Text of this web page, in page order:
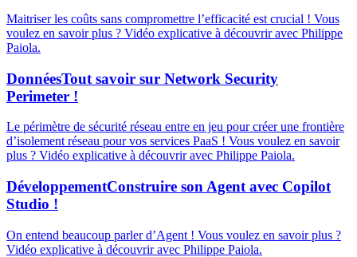
Maitriser les coûts sans compromettre l’efficacité est crucial ! Vous
voulez en savoir plus ? Vidéo explicative à découvrir avec Philippe
Paiola.
DonnéesTout savoir sur Network Security
Perimeter !
Le périmètre de sécurité réseau entre en jeu pour créer une frontière
d’isolement réseau pour vos services PaaS ! Vous voulez en savoir
plus ? Vidéo explicative à découvrir avec Philippe Paiola.
DéveloppementConstruire son Agent avec Copilot
Studio !
On entend beaucoup parler d’Agent ! Vous voulez en savoir plus ?
Vidéo explicative à découvrir avec Philippe Paiola.